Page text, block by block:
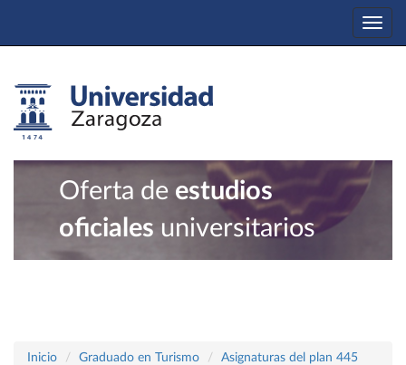
Oferta de estudios
oficiales universitarios
Inicio Graduado en Turismo
Asignaturas del plan 445